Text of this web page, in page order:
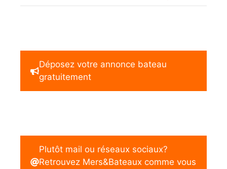
Déposez votre annonce bateau
gratuitement
Plutôt mail ou réseaux sociaux?
Retrouvez Mers&Bateaux comme vous